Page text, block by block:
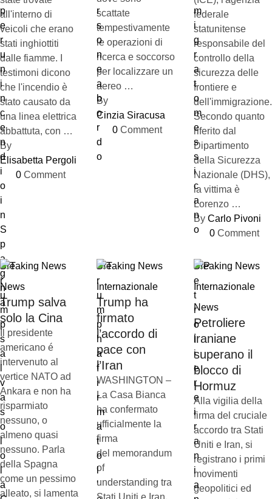
all'interno di
veicoli che erano
stati inghiottiti
dalle fiamme. I
testimoni dicono
che l'incendio è
stato causato da
una linea elettrica
abbattuta, con …
By
Elisabetta Pergoli
0 Comment
scattate
tempestivamente
le operazioni di
ricerca e soccorso
per localizzare un
aereo …
By
Cinzia Siracusa
0 Comment
federale
statunitense
responsabile del
controllo della
sicurezza delle
frontiere e
dell'immigrazione.
Secondo quanto
riferito dal
Dipartimento
della Sicurezza
Nazionale (DHS),
la vittima è
Lorenzo …
By Carlo Pivoni
0 Comment
Breaking News
News
Trump salva
solo la Cina
Il presidente
americano é
intervenuto al
vertice NATO ad
Ankara e non ha
risparmiato
nessuno, o
almeno quasi
nessuno. Parla
della Spagna
come un pessimo
alleato, si lamenta
Breaking News
Internazionale
Trump ha
firmato
l’accordo di
pace con
l’Iran
WASHINGTON –
La Casa Bianca
ha confermato
ufficialmente la
firma
del memorandum
of
understanding tra
Stati Uniti e Iran,
Breaking News
Internazionale
News
Petroliere
iraniane
superano il
blocco di
Hormuz
Alla vigilia della
firma del cruciale
accordo tra Stati
Uniti e Iran, si
registrano i primi
movimenti
geopolitici ed